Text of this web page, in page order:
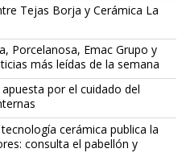
Tejas Borja y Cerámica La
Porcelanosa, Emac Grupo y
más leídas de la semana
por el cuidado del
cerámica publica la
consulta el pabellón y